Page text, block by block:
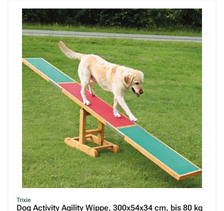
Trixie
Dog Activity Agility Wippe, 300x54x34 cm, bis 80 kg